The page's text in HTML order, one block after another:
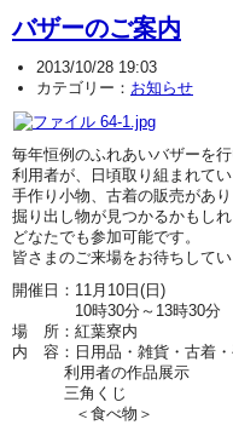
バザーのご案内
2013/10/28 19:03
カテゴリー： お知らせ
毎年恒例のふれあいバザーを行
利用者が、日頃取り組まれて
手作り小物、古着の販売があり
掘り出し物が見つかるかもしれ
どなたでも参加可能です。
皆さまのご来場をお待ちしてい
開催日：11月10日(日)
10時30分～13時30分
場 所：紅葉寮内
内 容：日用品・雑貨・古着・
利用者の作品展示
三角くじ
＜食べ物＞